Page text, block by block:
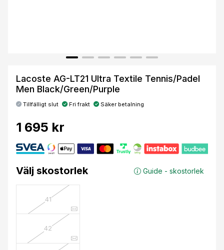
Lacoste AG-LT21 Ultra Textile Tennis/Padel
Men Black/Green/Purple
Tillfälligt slut Fri frakt Säker betalning
1 695 kr
Välj skostorlek Guide - skostorlek
41
42